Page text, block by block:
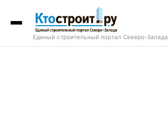
Единый строительный портал Северо-Запада